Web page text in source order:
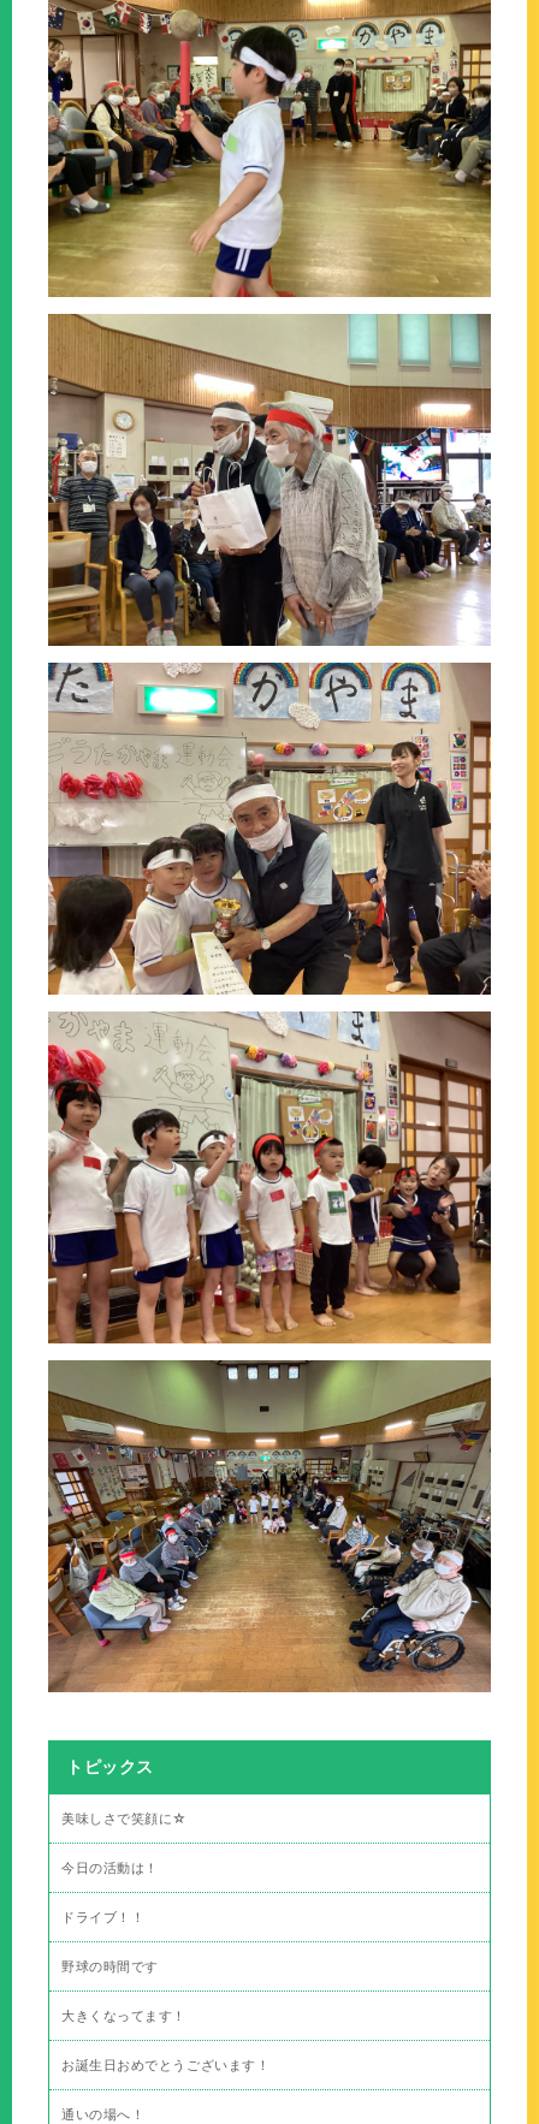
トピックス
美味しさで笑顔に☆
今日の活動は！
ドライブ！！
野球の時間です
大きくなってます！
お誕生日おめでとうございます！
通いの場へ！